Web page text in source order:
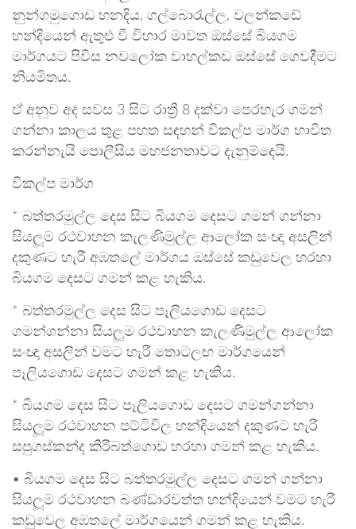
නුන්ගමුගොඩ හනදිය, ගල්බොරැල්ල, වලන්කඩේ
හන්දියෙන් ඇතුළු වී විහාර මාවත ඔස්සේ බියගම
මාර්ගයට පිවිස නවලෝක වාහල්කඩ ඔස්සේ ගෙවදීමට
නියමිතය.
ඒ අනුව අද සවස 3 සිට රාත්‍රී 8 දක්වා පෙරහැර ගමන්
ගන්නා කාලය තුළ පහත සඳහන් විකල්ප මාර්ග භාවිත
කරන්නැයි පොලීසිය මහජනතාවට දැනුම්දෙයි.
විකල්ප මාර්ග
* බත්තරමුල්ල දෙස සිට බියගම දෙසට ගමන් ගන්නා
සියලූම රථවාහන කැලණිමුල්ල ආලෝක සංඥා අසලින්
දකුණට හැරී අඹතලේ මාර්ගය ඔස්සේ කඩුවෙල හරහා
බියගම දෙසට ගමන් කළ හැකිය.
* බත්තරමුල්ල දෙස සිට පෑලියගො‍ඩ දෙසට
ගමන්ගන්නා සියලූම රථවාහන කැලණිමුල්ල ආලෝක
සංඥා අසලින් වමට හැරී තොටලඟ මාර්ගයෙන්
පෑලියගොඩ දෙසට ගමන් කළ හැකිය.
* බියගම දෙස සිට පෑලියගොඩ දෙසට ගමන්ගන්නා
සියලූම රථවාහන පට්ටිවිල හන්දියෙන් දකුණට හැරී
සපුගස්කන්ද කිරිබත්ගොඩ හරහා ගමන් කළ හැකිය.
• බියගම දෙස සිට බත්තරමුල්ල දෙසට ගමන් ගන්නා
සියලූම රථවාහන බණ්ඩාරවත්ත හන්දියෙන් වමට හැරී
කඩුවෙල අඹතලේ මාර්ගයෙන් ගමන් කළ හැකිය.